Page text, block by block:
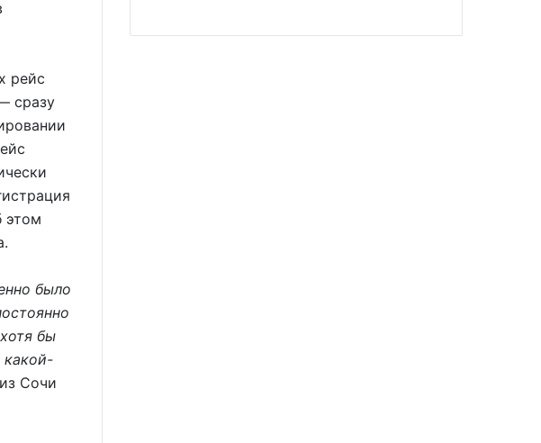
рейс
сразу
этом
было
бы
какой-
Сочи